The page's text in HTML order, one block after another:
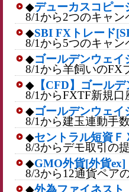
◆デューカスコピー
8/1から2つのキャン
◆SBI FXトレード
8/1から5つのキャン
◆ゴールデンウェイ
8/1から羊飼いのFX
◆ 【CFD】ゴール
8/1からFXTF新規
◆ゴールデンウェイ
8/1から建玉連動手
◆セントラル短資Ｆ
8/3からデモ取引の
◆GMO外貨[外貨ex]
8/3から12通貨ペア
◆外為ファイネスト